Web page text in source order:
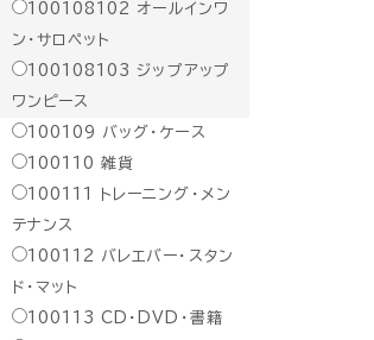
100108102
オールインワ
ン・サロペット
100108103 ジップアップ
ワンピース
100109
バッグ・ケース
100110 雑貨
100111
トレーニング・メン
テナンス
100112
バレエバー・スタン
ド・マット
100113 CD・DVD・書籍